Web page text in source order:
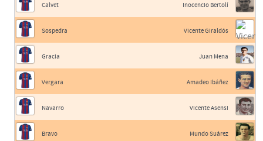
Calvet
Sospedra
Gracia
Vergara
Navarro
Bravo
Inocencio Bertolí
Vicente Giraldós
Juan Mena
Amadeo Ibáñez
Vicente Asensi
Mundo Suárez